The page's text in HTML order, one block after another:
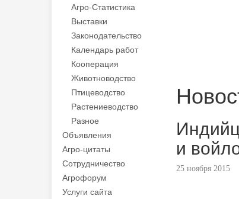
Агро-Статистика
Выставки
Законодательство
Календарь работ
Кооперация
Животноводство
Птицеводство
Растениеводство
Разное
Объявления
Агро-цитаты
Сотрудничество
Агрофорум
Услуги сайта
и
25 ноября 2015